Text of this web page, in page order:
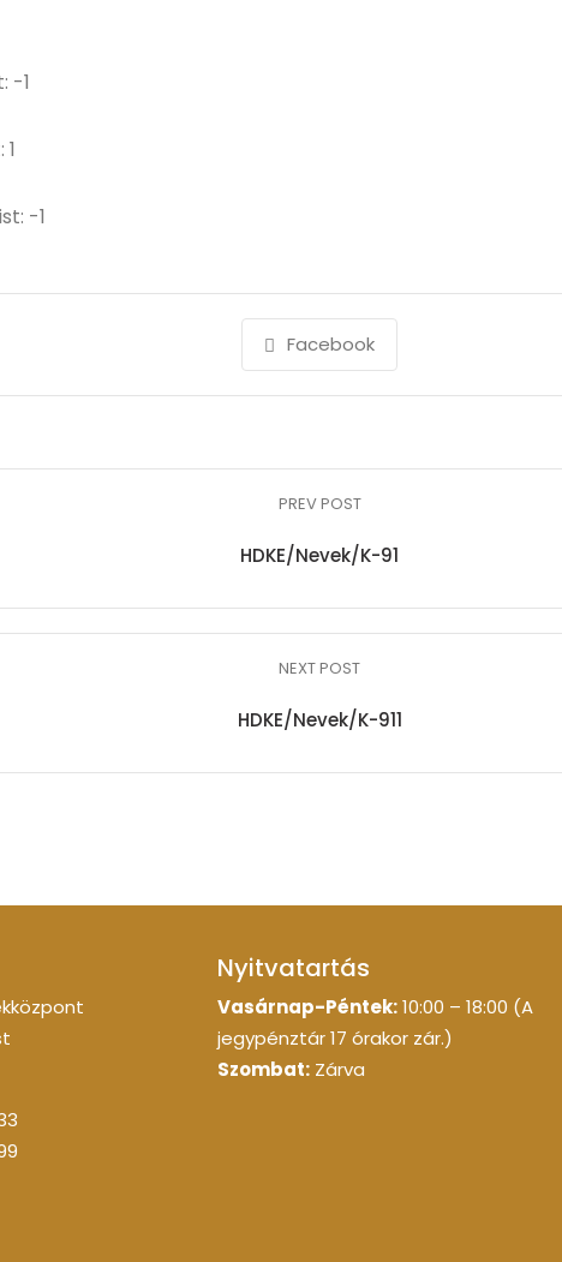
-1
-1
Facebook
PREV POST
HDKE/Nevek/K-91
NEXT POST
HDKE/Nevek/K-911
Nyitvatartás
Vasárnap-Péntek:10:00 – 18:00 (A
jegypénztár 17 órakor zár.)
Szombat: Zárva